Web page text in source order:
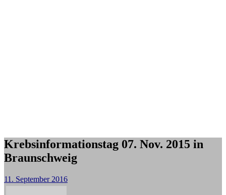
Krebsinformationstag 07. Nov. 2015 in
Braunschweig
11. September 2016